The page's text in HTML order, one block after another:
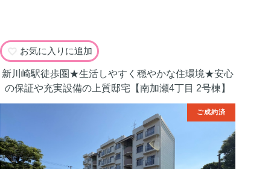
お気に入りに追加
新川崎駅徒歩圏★生活しやすく穏やかな住環境★安心
の保証や充実設備の上質邸宅【南加瀬4丁目 2号棟】